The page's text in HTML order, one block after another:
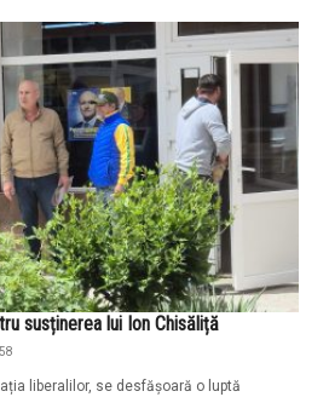
susținerea lui Ion Chisăliță
liberalilor, se desfășoară o luptă